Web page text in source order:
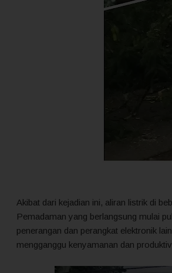
Akibat dari kejadian ini, aliran listrik di
Pemadaman yang berlangsung mulai
penerangan dan perangkat elektronik
mengganggu kenyamanan dan